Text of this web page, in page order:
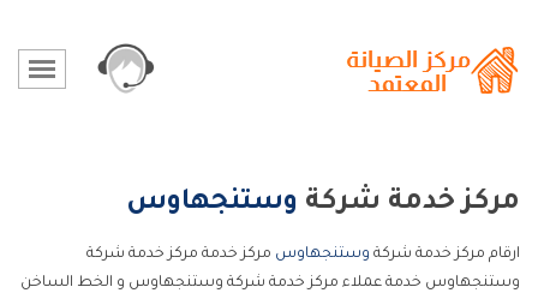
مركز خدمة شركة وستنجهاوس
ارقام مركز خدمة شركة وستنجهاوس مركز خدمة مركز خدمة شركة
وستنجهاوس خدمة عملاء مركز خدمة شركة وستنجهاوس و الخط الساخن